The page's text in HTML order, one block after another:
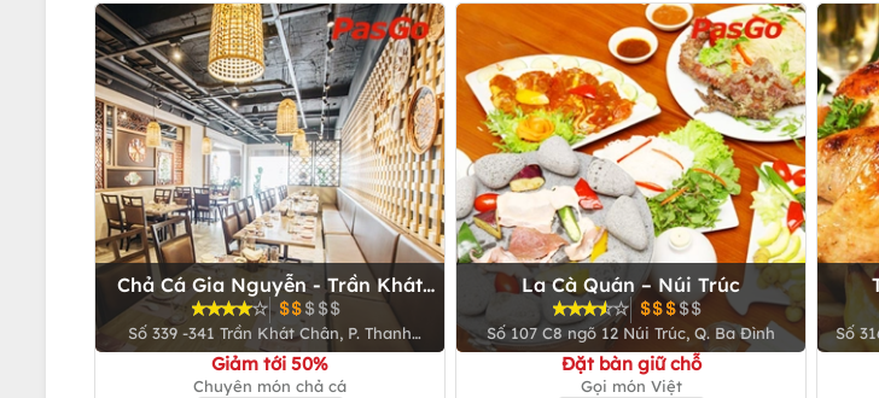
Chả Cá Gia Nguyễn - Trần Khát
Chân
Số 339 -341 Trần Khát Chân, P. Thanh
Nhàn, Q. Hai Bà Trưng
Giảm tới 50%
Chuyên món chả cá
La Cà Quán – Núi Trúc
Số 107 C8 ngõ 12 Núi Trúc, Q. Ba Đình
Đặt bàn giữ chỗ
Gọi món Việt
Số